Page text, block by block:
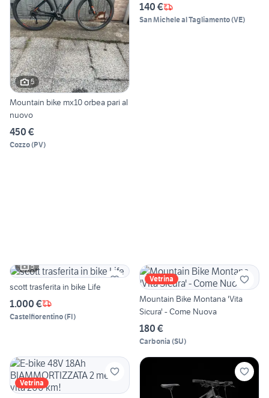
5
Mountain bike mx10 orbea pari al
nuovo
450 €
Cozzo(PV)
140 €
San Michele al Tagliamento(VE)
5
scott trasferita in bike Life
1.000 €
Castelfiorentino(FI)
Vetrina
Mountain Bike Montana 'Vita
Sicura' - Come Nuova
180 €
Carbonia (SU)
Vetrina